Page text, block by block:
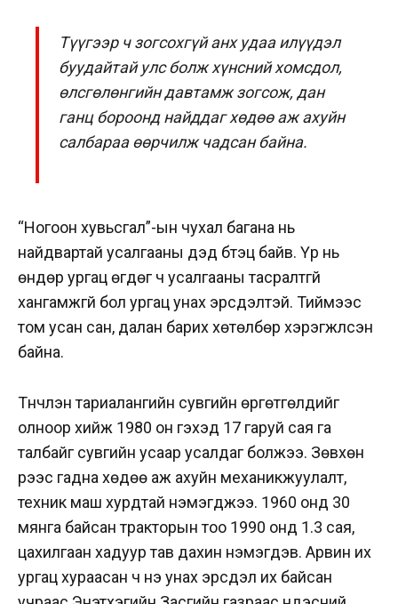
Түүгээр ч зогсохгүй анх удаа илүүдэл
буудайтай улс болж хүнсний хомсдол,
өлсгөлөнгийн давтамж зогсож, дан
ганц бороонд найддаг хөдөө аж ахуйн
салбараа өөрчилж чадсан байна.
“Ногоон хувьсгал”-ын чухал багана нь
найдвартай усалгааны дэд бүтэц байв. Үр нь
өндөр ургац өгдөг ч усалгааны тасралтгүй
хангамжгүй бол ургац унах эрсдэлтэй. Тиймээс
том усан сан, далан барих хөтөлбөр хэрэгжүүлсэн
байна.
Түүнчлэн тариалангийн сувгийн өргөтгөлүүдийг
олноор хийж 1980 он гэхэд 17 гаруй сая га
талбайг сувгийн усаар усалдаг болжээ. Зөвхөн
үрээс гадна хөдөө аж ахуйн механикжуулалт,
техник маш хурдтай нэмэгджээ. 1960 онд 30
мянга байсан тракторын тоо 1990 онд 1.3 сая,
цахилгаан хадуур тав дахин нэмэгдэв. Арвин их
ургац хураасан ч үнэ унах эрсдэл их байсан